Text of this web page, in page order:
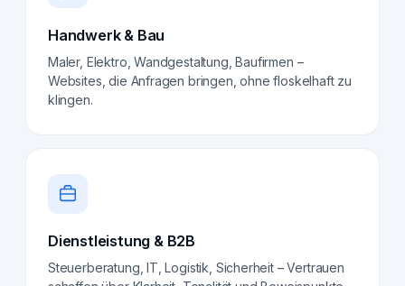
Handwerk & Bau
Maler, Elektro, Wandgestaltung, Baufirmen –
Websites, die Anfragen bringen, ohne floskelhaft zu
klingen.
Dienstleistung & B2B
Steuerberatung, IT, Logistik, Sicherheit – Vertrauen